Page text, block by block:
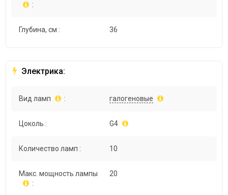
:
Глубина, см : 36
Электрика:
Вид ламп : галогеновые
Цоколь : G4
Количество ламп : 10
Макс. мощность лампы
:
20